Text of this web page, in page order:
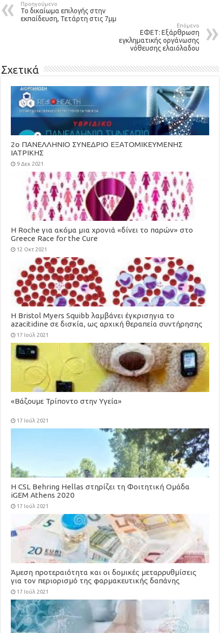
Προηγούμενο
Το δικαίωμα επιλογής στην
εκπαίδευση, Τετάρτη στις 7μμ
Επόμενο
ΕΦΕΤ: Εξάρθρωση
εγκληματικής οργάνωσης
νόθευσης ελαιόλαδου
Σχετικά
2ο ΠΑΝΕΛΛΗΝΙΟ ΣΥΝΕΔΡΙΟ ΕΞΑΤΟΜΙΚΕΥΜΕΝΗΣ
ΙΑΤΡΙΚΗΣ
9 Δεκ 2021
H Roche για ακόμα μια χρονιά «δίνει το παρών» στο
Greece Race for the Cure
12 Οκτ 2021
Η Bristol Myers Squibb λαμβάνει έγκρισηγια το
azacitidine σε δισκία, ως αρχική θεραπεία συντήρησης
για ενήλικες με οξεία μυελογενή λευχαιμία
17 Ιούλ 2021
«Βάζουμε Τρίποντο στην Υγεία»
17 Ιούλ 2021
H CSL Behring Hellas στηρίζει τη Φοιτητική Ομάδα
iGEM Athens 2020
17 Ιούλ 2021
Άμεση προτεραιότητα και οι δομικές μεταρρυθμίσεις
για τον περιορισμό της φαρμακευτικής δαπάνης
17 Ιούλ 2021